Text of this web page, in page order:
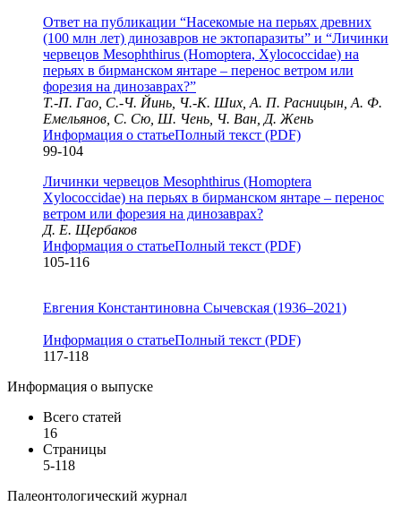
Ответ на публикации “Насекомые на перьях древних
(100 млн лет) динозавров не эктопаразиты” и “Личинки
червецов Mesophthirus (Homoptera, Xylococcidae) на
перьях в бирманском янтаре – перенос ветром или
форезия на динозаврах?”
Т.-П. Гао, С.-Ч. Йинь, Ч.-К. Ших, А. П. Расницын, А. Ф.
Емельянов, С. Сю, Ш. Чень, Ч. Ван, Д. Жень
Информация о статьеПолный текст (PDF)
99-104
Личинки червецов Mesophthirus (Homoptera
Xylococcidae) на перьях в бирманском янтаре – перенос
ветром или форезия на динозаврах?
Д. Е. Щербаков
Информация о статьеПолный текст (PDF)
105-116
Евгения Константиновна Сычевская (1936–2021)
Информация о статьеПолный текст (PDF)
117-118
Информация о выпуске
Всего статей
16
Страницы
5-118
Палеонтологический журнал